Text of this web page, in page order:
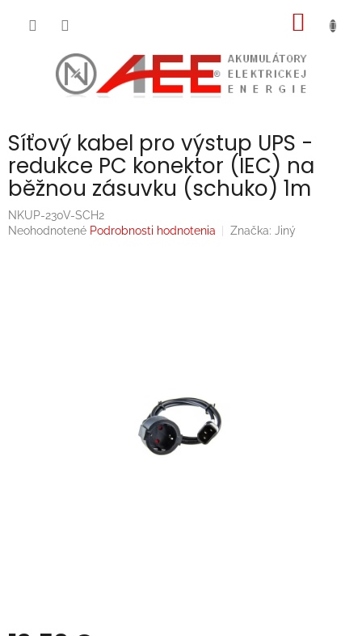
Síťový kabel pro výstup UPS -
redukce PC konektor (IEC) na
běžnou zásuvku (schuko) 1m
NKUP-230V-SCH2
Priemerné
Neohodnotené Podrobnosti hodnotenia Značka: Jiný